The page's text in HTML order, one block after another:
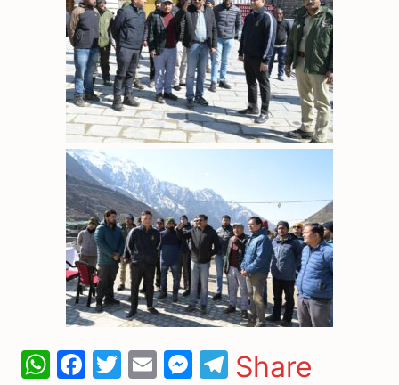
WhatsApp
Facebook
Twitter
EmailMessenger
Telegram
Share